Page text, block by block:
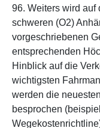
96. Weiters wird auf
schweren (O2)
vorgeschriebenen
entsprechenden
Hinblick auf die
wichtigsten
werden die
besprochen